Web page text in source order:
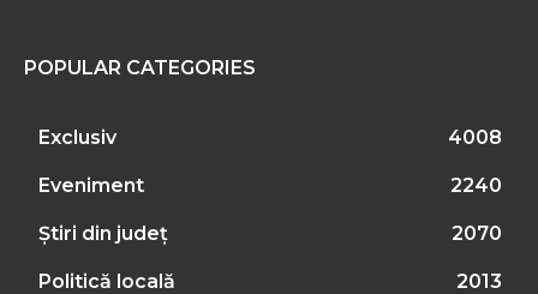
POPULAR CATEGORIES
Exclusiv 4008
Eveniment 2240
Știri din județ 2070
Politică locală 2013